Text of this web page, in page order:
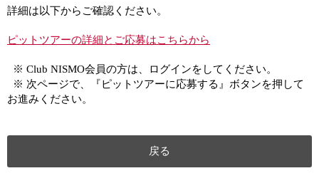
詳細は以下からご確認ください。
ピットツアーの詳細とご応募はこちらから
※ Club NISMO会員の方は、ログインをしてください。
※ 次ページで、『ピットツアーに応募する』ボタンを押して
お進みください。
戻る